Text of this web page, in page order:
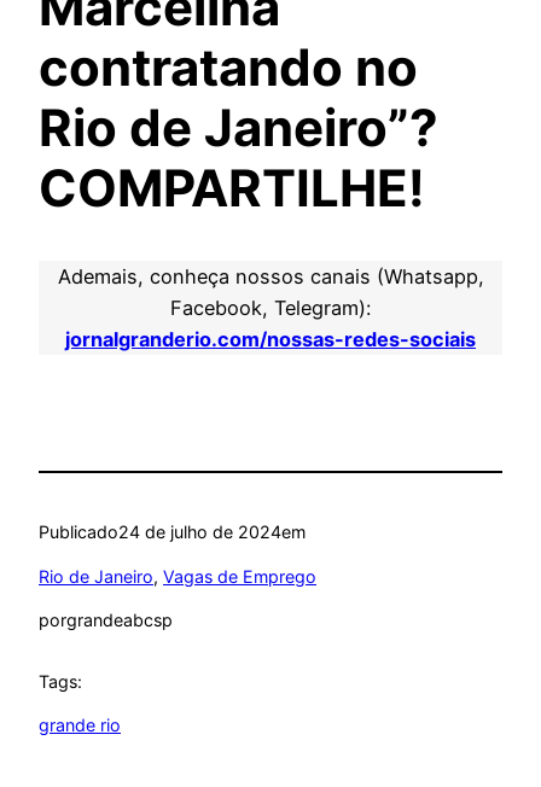
contratando no
Rio de Janeiro”?
COMPARTILHE!
Ademais, conheça nossos canais (Whatsapp,
Facebook, Telegram):
jornalgranderio.com/nossas-redes-sociais
Publicado24 de julho de 2024em
Rio de Janeiro, Vagas de Emprego
porgrandeabcsp
Tags:
grande rio